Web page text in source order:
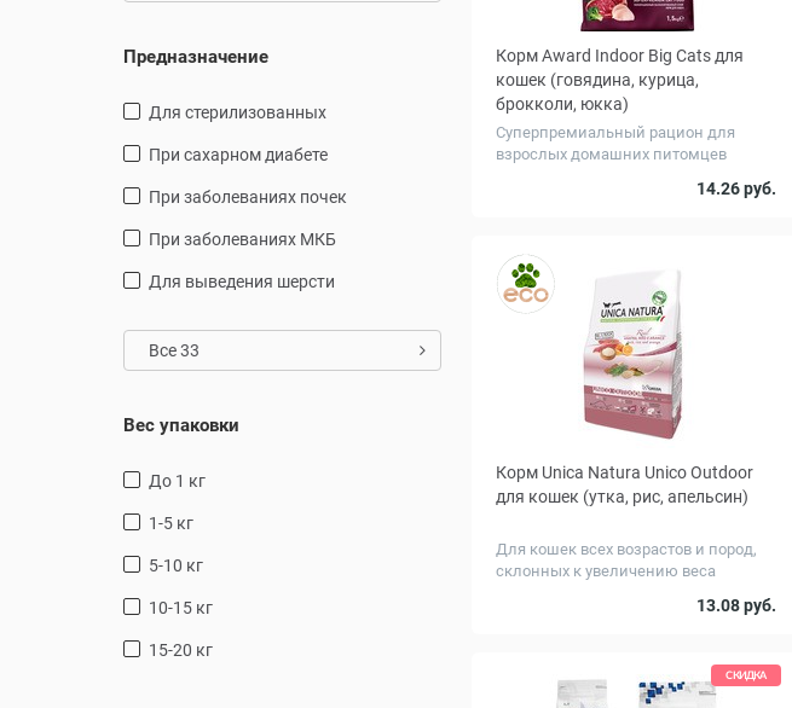
Предназначение
для стерилизованных
при сахарном диабете
при заболеваниях почек
при заболеваниях МКБ
для выведения шерсти
Все 33
Вес упаковки
до 1 кг
1-5 кг
5-10 кг
10-15 кг
15-20 кг
Корм Award Indoor Big Сats для
кошек (говядина, курица,
брокколи, юкка)
Суперпремиальный рацион для
взрослых домашних питомцев
14.26 руб.
0.4 1.5
Корм Unica Natura Unico Outdoor
для кошек (утка, рис, апельсин)
Для кошек всех возрастов и пород,
склонных к увеличению веса
13.08 руб.
0.35 1.5
СКИДКА